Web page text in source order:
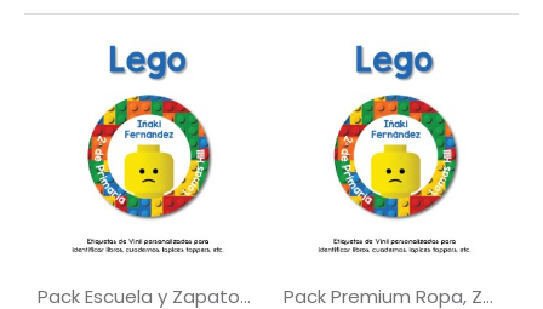
Pack Escuela y Zapatos Lego
Pack Premium Ropa, Zapatos y Escuela Lego